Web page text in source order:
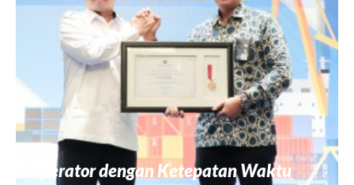
Operator dengan Ketepatan Waktu